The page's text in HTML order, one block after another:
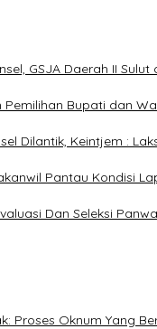
GSJA Daerah II
Pemilihan Bupati dan
Dilantik, Keintjem :
Pantau Kondisi
Dan Seleksi
Proses Oknum Yang